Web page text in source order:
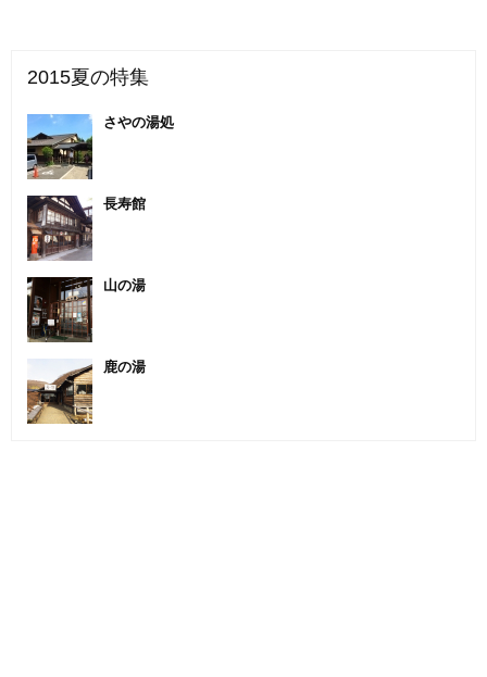
2015夏の特集
さやの湯処
長寿館
山の湯
鹿の湯